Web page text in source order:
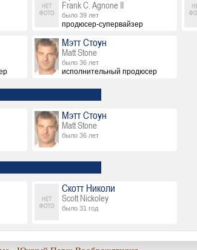
Frank C. Agnone II
было 39 лет
продюсер-супервайзер
Мэтт Стоун
Matt Stone
было 36 лет
исполнительный продюсер
Мэтт Стоун
Matt Stone
было 36 лет
Скотт Николи
Scott Nickoley
было 31 год